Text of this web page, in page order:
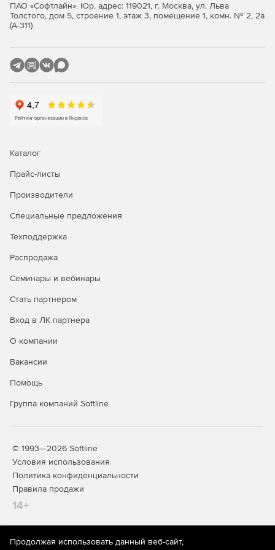
ПАО «Софтлайн». Юр. адрес: 119021, г. Москва, ул. Льва
Толстого, дом 5, строение 1, этаж 3, помещение 1, комн. № 2, 2а
(А-311)
Каталог
Прайс-листы
Производители
Специальные предложения
Техподдержка
Распродажа
Семинары и вебинары
Стать партнером
Вход в ЛК партнера
О компании
Вакансии
Помощь
Группа компаний Softline
© 1993—2026 Softline
Условия использования
Политика конфиденциальности
Правила продажи
14+
Продолжая использовать данный веб-сайт,